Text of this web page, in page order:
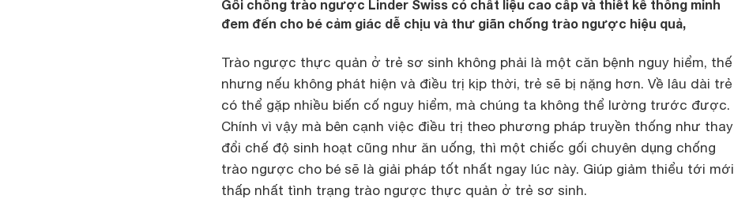
Gối chống trào ngược Linder Swiss có chất liệu cao cấp và thiết kế thông minh
đem đến cho bé cảm giác dễ chịu và thư giãn chống trào ngược hiệu quả,
Trào ngược thực quản ở trẻ sơ sinh không phải là một căn bệnh nguy hiểm, thế
nhưng nếu không phát hiện và điều trị kịp thời, trẻ sẽ bị nặng hơn. Về lâu dài trẻ
có thể gặp nhiều biến cố nguy hiểm, mà chúng ta không thể lường trước được.
Chính vì vậy mà bên cạnh việc điều trị theo phương pháp truyền thống như thay
đổi chế độ sinh hoạt cũng như ăn uống, thì một chiếc gối chuyên dụng chống
trào ngược cho bé sẽ là giải pháp tốt nhất ngay lúc này. Giúp giảm thiểu tới mới
thấp nhất tình trạng trào ngược thực quản ở trẻ sơ sinh.